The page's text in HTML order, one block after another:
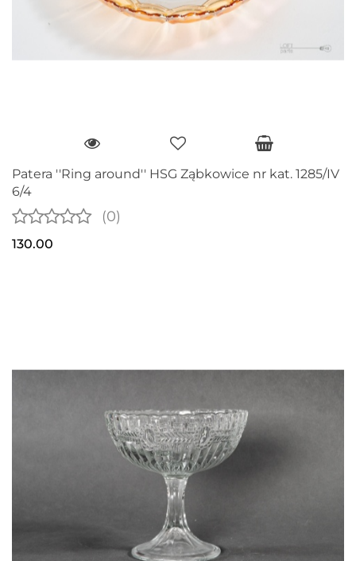
Patera ''Ring around'' HSG Ząbkowice nr kat. 1285/IV
6/4
(0)
130.00